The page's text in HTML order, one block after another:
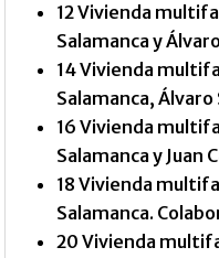
12 Vivienda
Salamanca y
14 Vivienda
Salamanca, Álvaro
16 Vivienda
Salamanca y Juan
18 Vivienda
Salamanca.
20 Vivienda